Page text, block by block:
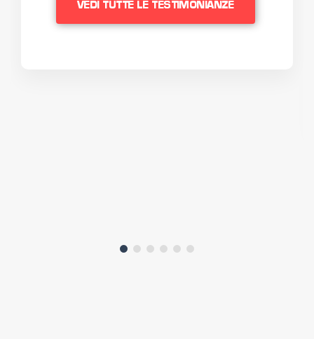
VEDI TUTTE LE TESTIMONIANZE